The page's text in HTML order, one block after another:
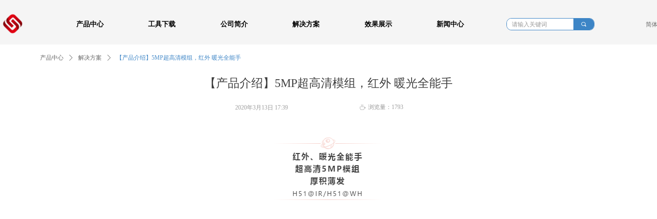
产品中心 工具下载 公司简介 解决方案 效果展示 新闻中心 简
끠
【产品介绍】5MP超高清模组，红外 暖光全能手
产品中心 ꄲ 解决方案 ꄲ 【产品介绍】5MP超高清模组，红外 暖光全能手
2020年3月13日 17:39 ꄘ 浏览量： 1793